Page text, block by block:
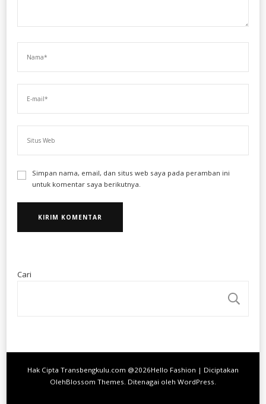
Simpan nama, email, dan situs web saya pada peramban ini
untuk komentar saya berikutnya.
Cari
Hak Cipta Transbengkulu.com @2026Hello Fashion | Diciptakan
OlehBlossom Themes . Ditenagai oleh WordPress